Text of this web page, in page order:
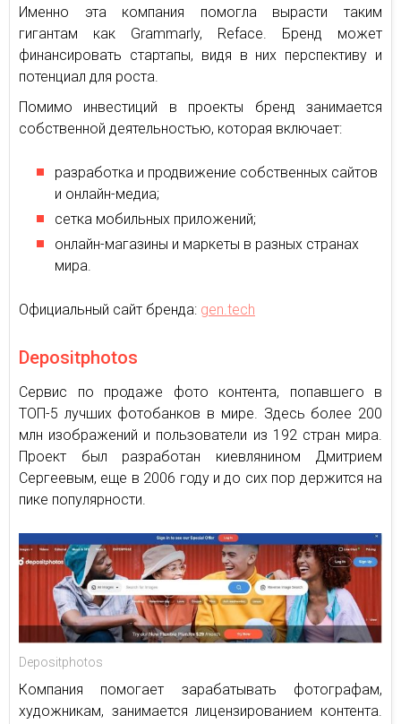
Именно эта компания помогла вырасти таким
гигантам как Grammarly, Reface. Бренд может
финансировать стартапы, видя в них перспективу и
потенциал для роста.
Помимо инвестиций в проекты бренд занимается
собственной деятельностью, которая включает:
разработка и продвижение собственных сайтов
и онлайн-медиа;
сетка мобильных приложений;
онлайн-магазины и маркеты в разных странах
мира.
Официальный сайт бренда: gen.tech
Depositphotos
Сервис по продаже фото контента, попавшего в
ТОП-5 лучших фотобанков в мире. Здесь более 200
млн изображений и пользователи из 192 стран мира.
Проект был разработан киевлянином Дмитрием
Сергеевым, еще в 2006 году и до сих пор держится на
пике популярности.
Depositphotos
Компания помогает зарабатывать фотографам,
художникам, занимается лицензированием контента.